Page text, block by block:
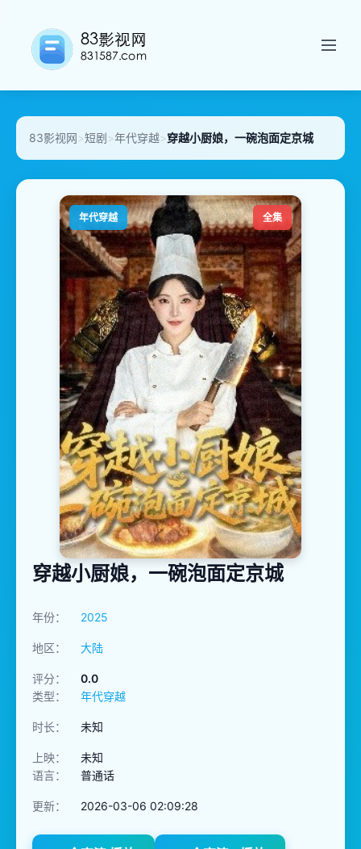
83影视网>短剧>年代穿越>穿越小厨娘，一碗泡面定京城
年代穿越 全集
穿越小厨娘，一碗泡面定京城
年份： 2025
地区： 大陆
评分：
0.0
类型：
年代穿越
时长： 未知
上映：
未知
语言：
普通话
更新： 2026-03-06 02:09:28